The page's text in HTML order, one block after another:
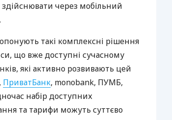
через мобільний
такі комплексні рішення
що вже доступні сучасному
які активно розвивають цей
ПриватБанк, monobank, ПУМБ,
набір доступних
та тарифи можуть суттєво